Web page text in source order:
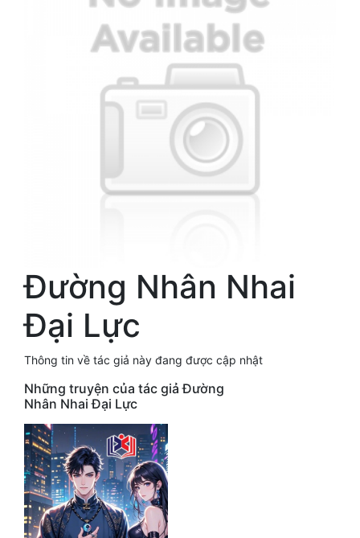
Truyện ngắn
Xa Lộ Dịch
Cung Đấu
Cổ Tiên Hiệp
Cổ Đại
Du Hí
Đường Nhân Nhai
Đại Lực
Thông tin về tác giả này đang được cập nhật
Những truyện của tác giả Đường
Nhân Nhai Đại Lực